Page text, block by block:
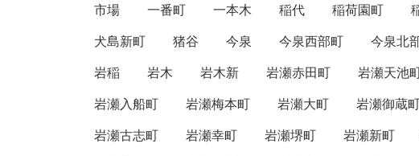
市場
一番町 一本木 稲代 稲荷園町
犬島新町
猪谷 今泉 今泉西部町 今泉北
岩稲
岩木 岩木新 岩瀬赤田町 岩瀬天池
岩瀬入船町
岩瀬梅本町 岩瀬大町 岩瀬御蔵
岩瀬古志町
岩瀬幸町 岩瀬堺町 岩瀬新町